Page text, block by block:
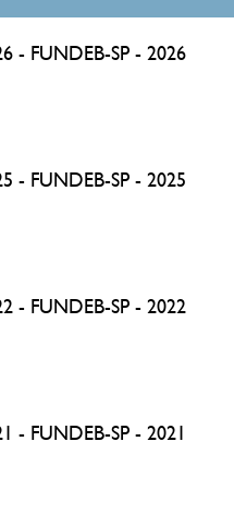
- FUNDEB-SP - 2026
- FUNDEB-SP - 2025
- FUNDEB-SP - 2022
- FUNDEB-SP - 2021